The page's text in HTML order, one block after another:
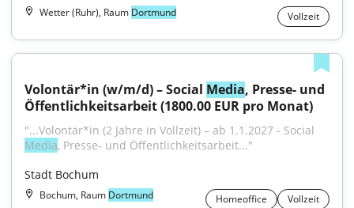
Wetter (Ruhr), Raum Dortmund Vollzeit
Volontär*in (w/m/d) – Social Media, Presse- und
Öffentlichkeitsarbeit (1800.00 EUR pro Monat)
Media, Presse- und Öffentlichkeitsarbeit..."
Stadt Bochum
Bochum, Raum Dortmund Homeoffice
Vollzeit